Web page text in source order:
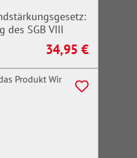
des SGB VIII
Regulärer Preis:
34,95 €